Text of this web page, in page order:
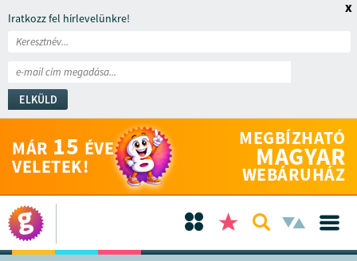
Iratkozz fel hírlevelünkre!
ELKÜLD
x
MÁR 15 ÉVE
VELETEK!
MEGBÍZHATÓ
MAGYAR
WEBÁRUHÁZ